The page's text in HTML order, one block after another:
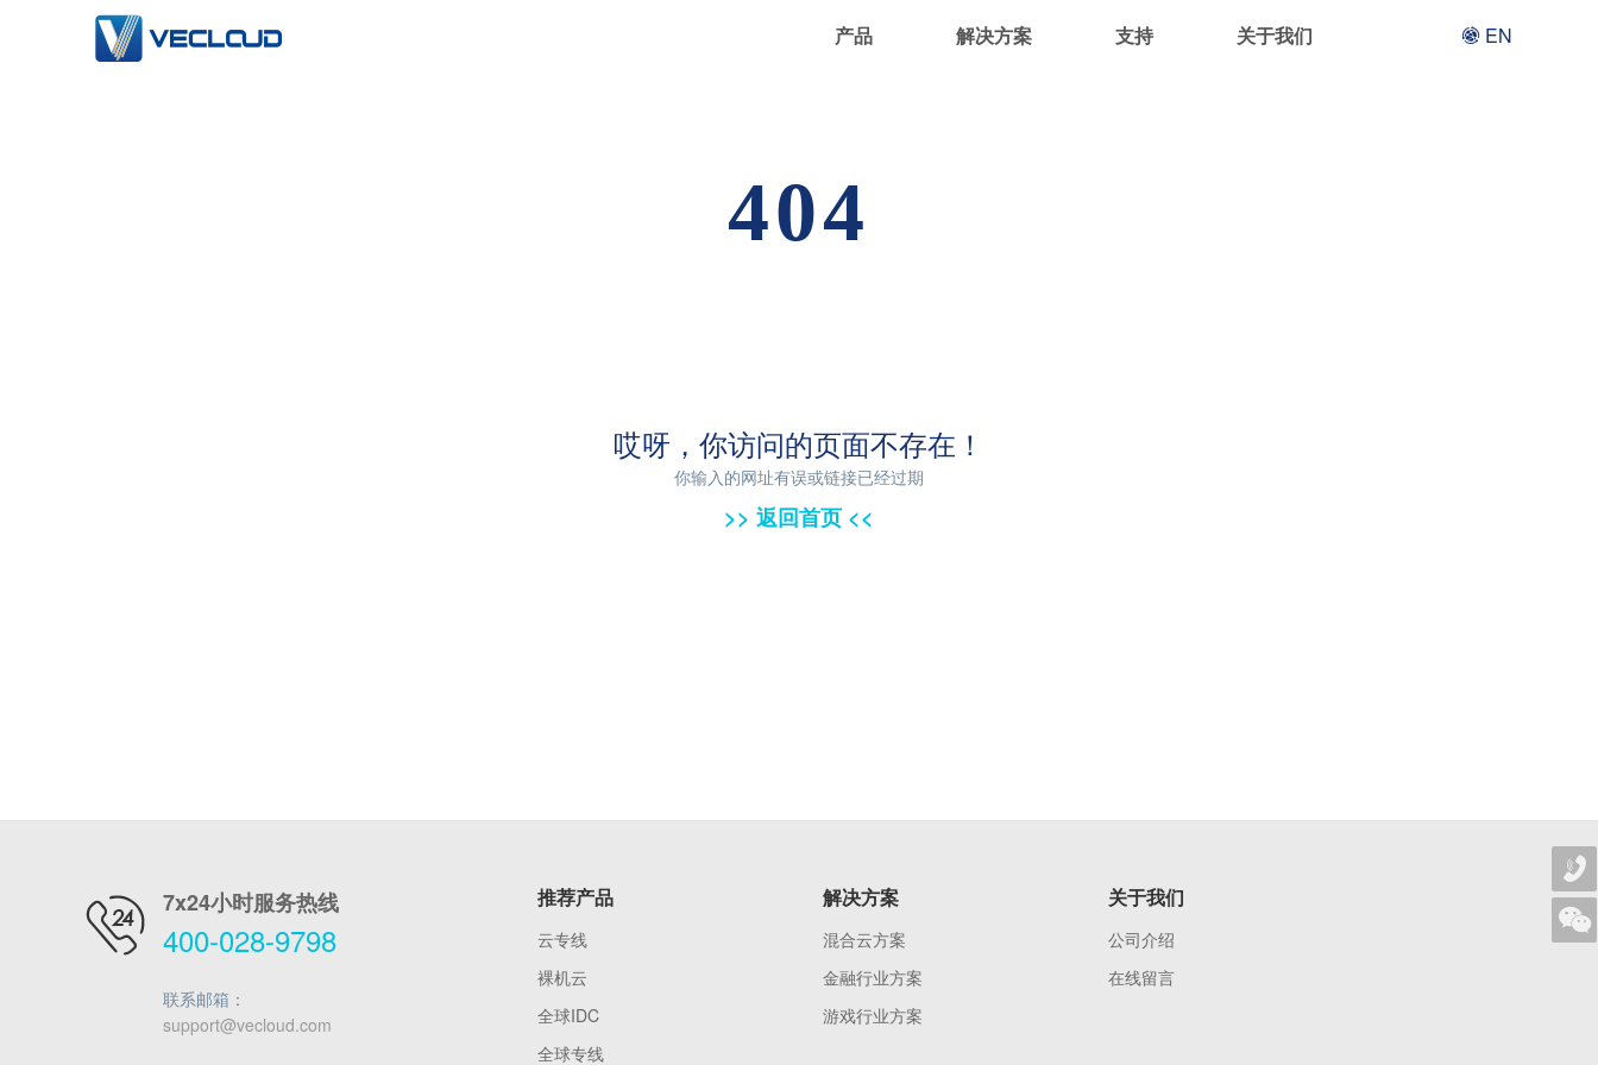
EN
关于我们
支持
解决方案
产品
404
哎呀，你访问的页面不存在！
你输入的网址有误或链接已经过期
>> 返回首页 <<
7x24小时服务热线
400-028-9798
联系邮箱：
support@vecloud.com
推荐产品
云专线
裸机云
全球IDC
全球专线
解决方案
混合云方案
金融行业方案
游戏行业方案
关于我们
公司介绍
在线留言